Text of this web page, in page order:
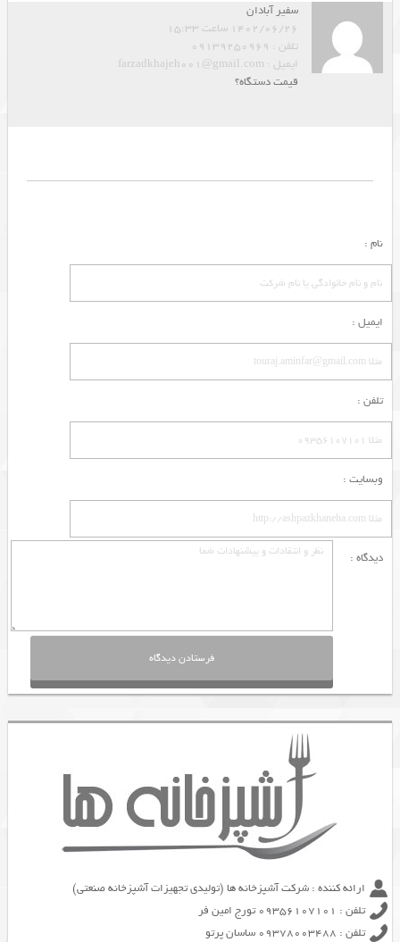
سفیر آبادان
1402/06/26 ساعت 15:33
تلفن : 09139250969
ایمیل : farzadkhajeh001@gmail.com
قیمت دستگاه؟
نام :
ایمیل :
تلفن :
وبسایت :
دیدگاه :
ارائه کننده : شرکت آشپزخانه ها (تولیدی تجهیزات آشپزخانه صنعتی)
تلفن : 09356107101 تورج امین فر
تلفن : 09378003488 ساسان پرتو